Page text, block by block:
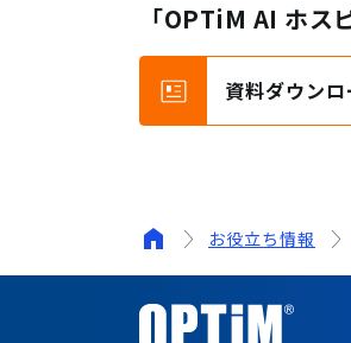
「OPTiM AI ホス
資料ダウンロ
お役立ち情報